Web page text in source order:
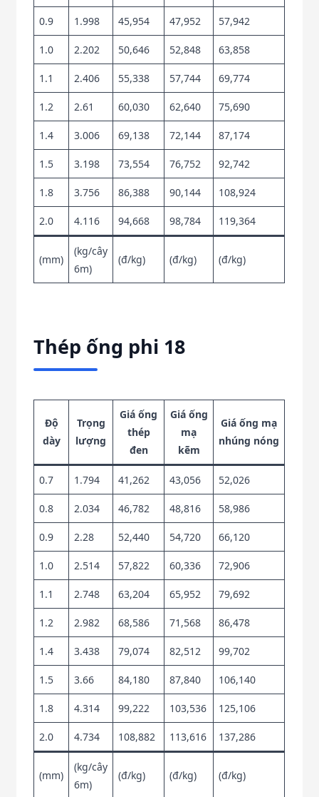
0.9 1.998 45,954 47,952 57,942
1.0 2.202 50,646 52,848 63,858
1.1 2.406 55,338 57,744 69,774
1.2 2.61 60,030 62,640 75,690
1.4 3.006 69,138 72,144 87,174
1.5 3.198 73,554 76,752 92,742
1.8 3.756 86,388 90,144 108,924
2.0 4.116 94,668 98,784 119,364
(mm)
(kg/cây
6m)
(đ/kg) (đ/kg) (đ/kg)
Thép ống phi 18
Độ
dày
Trọng
lượng
Giá ống
thép
đen
Giá ống
mạ
kẽm
Giá ống mạ
nhúng nóng
0.7 1.794 41,262 43,056 52,026
0.8 2.034 46,782 48,816 58,986
0.9 2.28 52,440 54,720 66,120
1.0 2.514 57,822 60,336 72,906
1.1 2.748 63,204 65,952 79,692
1.2 2.982 68,586 71,568 86,478
1.4 3.438 79,074 82,512 99,702
1.5 3.66 84,180 87,840 106,140
1.8 4.314 99,222 103,536 125,106
2.0 4.734 108,882 113,616 137,286
(mm)
(kg/cây
6m)
(đ/kg) (đ/kg) (đ/kg)